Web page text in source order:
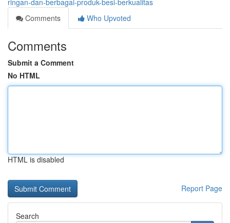
ringan-dan-berbagai-produk-besi-berkualitas
Comments
Who Upvoted
Comments
Submit a Comment
No HTML
HTML is disabled
Report Page
Search